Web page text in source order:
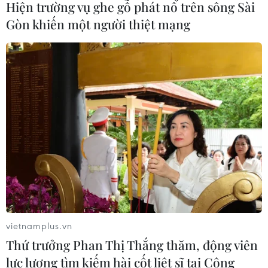
Tổng Biên tập: TRẦN TIẾN DUẨN
Phó Tổng Biên tập: NGUYỄN THỊ TÁM, KHÚC THANH
THỦY
Sở hữu trí tuệ
Quy định sử dụng
RSS
Hỗ trợ
Ngôn ngữ
TTXVN
Dịch vụ tin
Quảng cáo
Liên hệ
Hiện trường vụ ghe gỗ phát nổ trên sông Sài
Gòn khiến một người thiệt mạng
vietnamplus.vn
Thứ trưởng Phan Thị Thắng thăm, động viên
lực lượng tìm kiếm hài cốt liệt sĩ tại Công